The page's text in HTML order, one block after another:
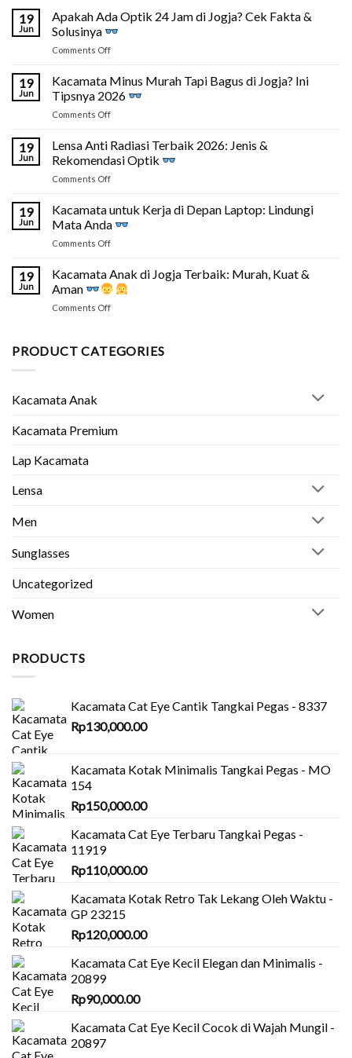
19
Jun
Apakah Ada Optik 24 Jam di Jogja? Cek Fakta &
Solusinya
Comments Offon
Ada
24
Jam
Jogja?
Cek
19
Jun
Kacamata Minus Murah Tapi Bagus di Jogja? Ini
Tipsnya 2026
Comments Offon
Minus
Tapi
Bagus
Jogja?
Ini
19
Jun
Lensa Anti Radiasi Terbaik 2026: Jenis &
Rekomendasi Optik
Comments Offon
Anti
Terbaik
2026:
&
Rekomendasi
19
Jun
Kacamata untuk Kerja di Depan Laptop: Lindungi
Mata Anda
Comments Offon
untuk
Kerja
di
Depan
Mata
19
Jun
Kacamata Anak di Jogja Terbaik: Murah, Kuat &
Aman
Comments Offon
di
Aman
PRODUCT CATEGORIES
Kacamata Anak
Kacamata Premium
Lap Kacamata
Lensa
Men
Sunglasses
Uncategorized
Women
PRODUCTS
Kacamata Cat Eye Cantik Tangkai Pegas - 8337
Rp130,000.00
Kacamata Kotak Minimalis Tangkai Pegas - MO
154
Rp150,000.00
Kacamata Cat Eye Terbaru Tangkai Pegas -
11919
Rp110,000.00
Kacamata Kotak Retro Tak Lekang Oleh Waktu -
GP 23215
Rp120,000.00
Kacamata Cat Eye Kecil Elegan dan Minimalis -
20899
Rp90,000.00
Kacamata Cat Eye Kecil Cocok di Wajah Mungil -
20897